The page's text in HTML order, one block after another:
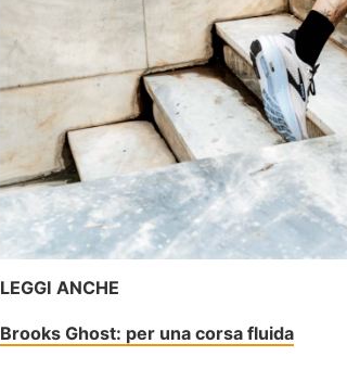
LEGGI ANCHE
Brooks Ghost: per una corsa fluida